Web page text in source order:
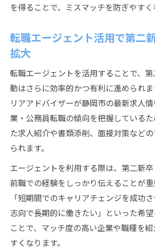
を得ることで、ミスマッチを防ぎやすく
転職エージェント活用で第二
拡大
転職エージェントを活用することで、
動はさらに効率的かつ有利に進められ
リアアドバイザーが静岡市の最新求人
業・公務員転職の傾向を把握している
た求人紹介や書類添削、面接対策など
られます。
エージェントを利用する際は、第二新
前職での経験をしっかり伝えることが
「短期間でのキャリアチェンジを成功
志向で長期的に働きたい」といった希望
ことで、マッチ度の高い企業や職種を紹
すくなります。